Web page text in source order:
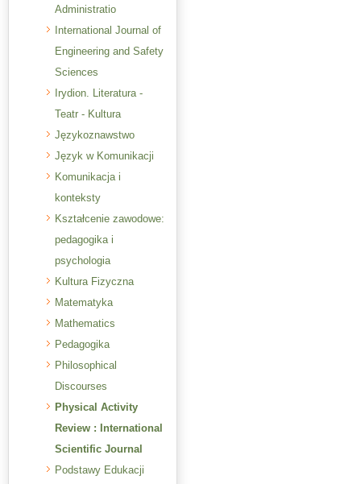
Administratio
International Journal of
Engineering and Safety
Sciences
Irydion. Literatura -
Teatr - Kultura
Językoznawstwo
Język w Komunikacji
Komunikacja i
konteksty
Kształcenie zawodowe:
pedagogika i
psychologia
Kultura Fizyczna
Matematyka
Mathematics
Pedagogika
Philosophical
Discourses
Physical Activity
Review : International
Scientific Journal
Podstawy Edukacji